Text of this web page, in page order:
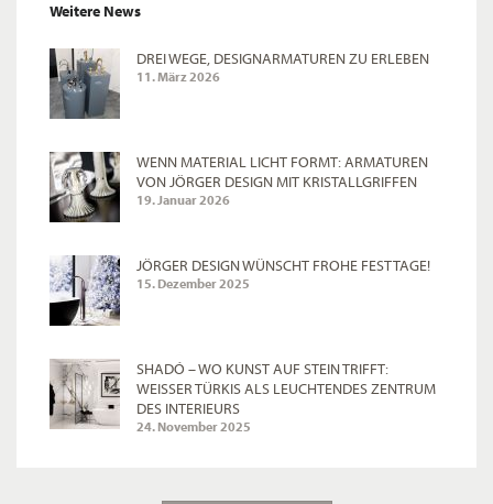
Weitere News
DREI WEGE, DESIGNARMATUREN ZU ERLEBEN
11. März 2026
WENN MATERIAL LICHT FORMT: ARMATUREN
VON JÖRGER DESIGN MIT KRISTALLGRIFFEN
19. Januar 2026
JÖRGER DESIGN WÜNSCHT FROHE FESTTAGE!
15. Dezember 2025
SHADÓ – WO KUNST AUF STEIN TRIFFT:
WEISSER TÜRKIS ALS LEUCHTENDES ZENTRUM D
ES INTERIEURS
24. November 2025